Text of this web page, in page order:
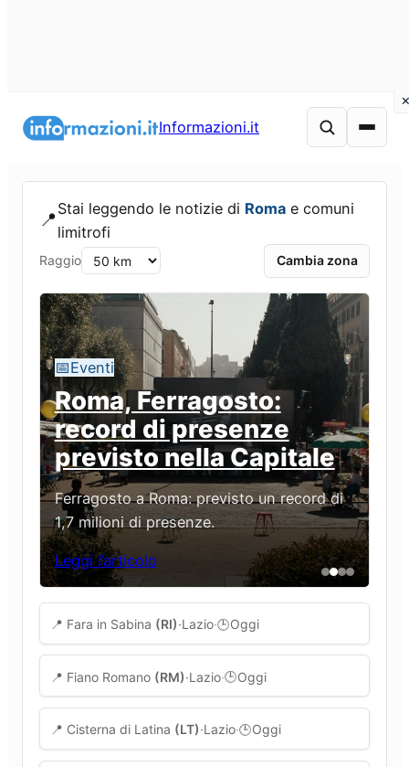
Informazioni.it
📍
Stai leggendo le notizie di Romae comuni
limitrofi
Raggio Cambia zona
📅Eventi
Roma, Ferragosto:
record di presenze
previsto nella Capitale
Ferragosto a Roma: previsto un record di
1,7 milioni di presenze.
Leggi l’articolo
Fara in Sabina, bando per libri di testo: domande
entro il 24 settembre 2026
📍 Fara in Sabina (RI)·Lazio·🕒Oggi
Fiano Romano, contributo libri di testo: domande
entro 31 agosto 2026
📍 Fiano Romano (RM)·Lazio·🕒Oggi
Cisterna di Latina, nuovi sopralluoghi per il
trasporto pubblico
📍 Cisterna di Latina (LT)·Lazio·🕒Oggi